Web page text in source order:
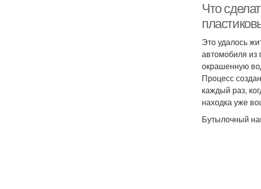
Что
Это удалось
автомобиля из
окрашенную
Процесс
каждый раз,
находка уже
Бутылочный